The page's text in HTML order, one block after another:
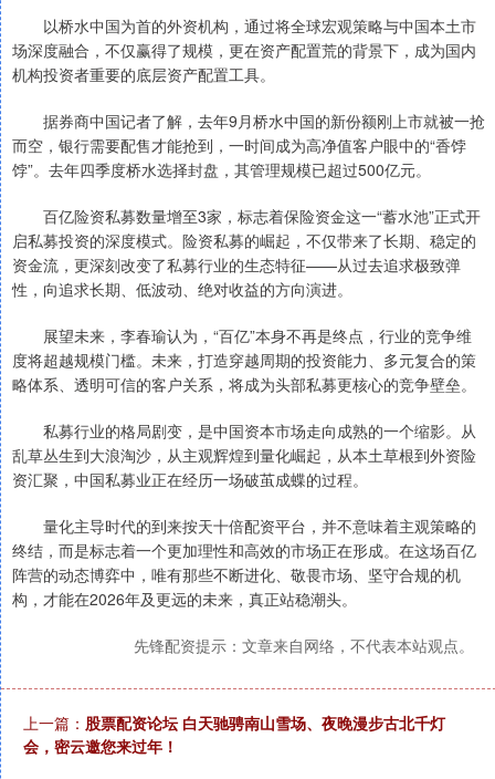
以桥水中国为首的外资机构，通过将全球宏观策略与中国本土市
场深度融合，不仅赢得了规模，更在资产配置荒的背景下，成为国内
机构投资者重要的底层资产配置工具。
据券商中国记者了解，去年9月桥水中国的新份额刚上市就被一抢
而空，银行需要配售才能抢到，一时间成为高净值客户眼中的“香饽
饽”。去年四季度桥水选择封盘，其管理规模已超过500亿元。
百亿险资私募数量增至3家，标志着保险资金这一“蓄水池”正式开
启私募投资的深度模式。险资私募的崛起，不仅带来了长期、稳定的
资金流，更深刻改变了私募行业的生态特征——从过去追求极致弹
性，向追求长期、低波动、绝对收益的方向演进。
展望未来，李春瑜认为，“百亿”本身不再是终点，行业的竞争维
度将超越规模门槛。未来，打造穿越周期的投资能力、多元复合的策
略体系、透明可信的客户关系，将成为头部私募更核心的竞争壁垒。
私募行业的格局剧变，是中国资本市场走向成熟的一个缩影。从
乱草丛生到大浪淘沙，从主观辉煌到量化崛起，从本土草根到外资险
资汇聚，中国私募业正在经历一场破茧成蝶的过程。
量化主导时代的到来按天十倍配资平台，并不意味着主观策略的
终结，而是标志着一个更加理性和高效的市场正在形成。在这场百亿
阵营的动态博弈中，唯有那些不断进化、敬畏市场、坚守合规的机
构，才能在2026年及更远的未来，真正站稳潮头。
先锋配资提示：文章来自网络，不代表本站观点。
上一篇： 股票配资论坛 白天驰骋南山雪场、夜晚漫步古北千灯
会，密云邀您来过年！